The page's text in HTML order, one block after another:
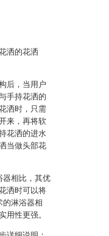
洒的花洒
后，当用户
手持花洒的
洒时，只需
来，再将软
花洒的进水
当做头部花
器相比，其优
洒时可以将
的淋浴器相
用性更强。